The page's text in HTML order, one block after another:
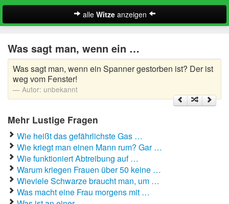
alle Witzeanzeigen
A-Klasse Witze
Akademiker Witze
Al Bundy Sprüche
Alle Kinder Sprüche
Anrufbeantworter Ansagen
Antiwitze
Anwaltswitze
Suche
Was sagt man, wenn ein …
Was sagt man, wenn ein Spanner gestorben ist? Der ist
weg vom Fenster!
Autor: unbekannt
Mehr Lustige Fragen
Wie heißt das gefährlichste Gas …
Wie kriegt man einen Mann rum? Gar …
Wie funktioniert Abtreibung auf …
Warum kriegen Frauen über 50 keine …
Wieviele Schwarze braucht man, um …
Was macht eine Frau morgens mit …